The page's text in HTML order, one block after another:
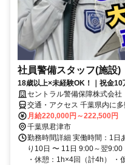
社員警備スタッフ(施設)
18歳以上×未経験OK！｜祝金10
セントラル警備保障株式会
交通・アクセス 千葉県内に
月給220,000円～222,500円
千葉県君津市
勤務時間詳細 実働時間：1日
り10日 〜 11日 9:00～翌
・休憩：1h×4回（計4h） ・